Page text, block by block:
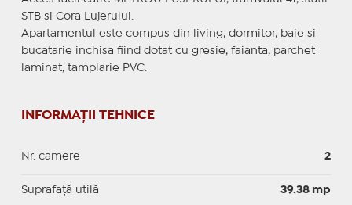
STB si Cora Lujerului.
Apartamentul este compus din living, dormitor, baie si
bucatarie inchisa fiind dotat cu gresie, faianta, parchet
laminat, tamplarie PVC.
INFORMAȚII TEHNICE
Nr. camere 2
Suprafaţă utilă 39.38 mp